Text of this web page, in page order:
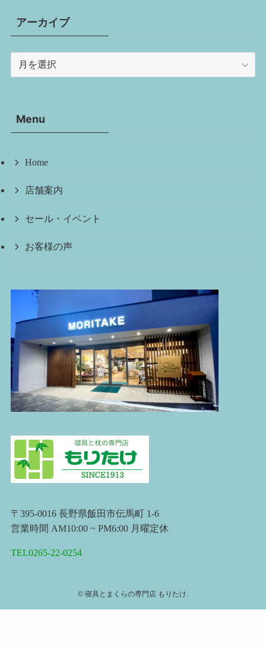
アーカイブ
ブMenu
Home
店舗案内
セール・イベント
お客様の声
〒395-0016 長野県飯田市伝馬町 1-6
営業時間 AM10:00 ~ PM6:00 月曜定休
TEL0265-22-0254
© 寝具とまくらの専門店 もりたけ.